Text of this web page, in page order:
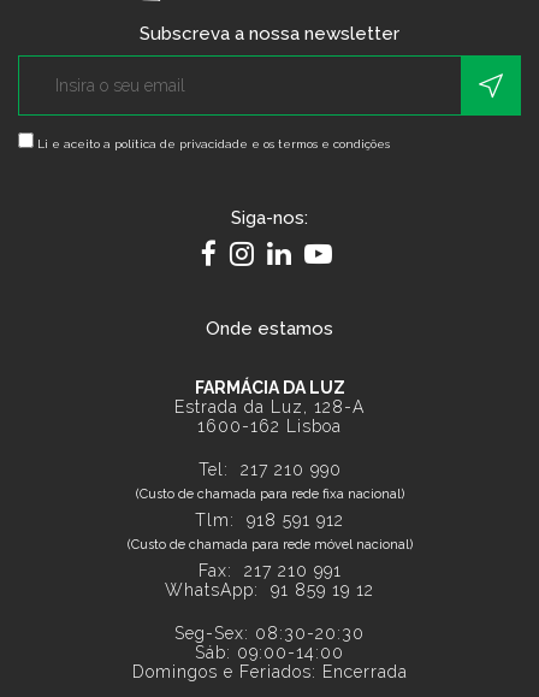
Subscreva a nossa newsletter
Li e aceito a política de privacidade e os termos e condições
Siga-nos:
Onde estamos
FARMÁCIA DA LUZ
Estrada da Luz, 128-A
1600-162 Lisboa
Tel: 217 210 990
(Custo de chamada para rede fixa nacional)
Tlm: 918 591 912
(Custo de chamada para rede móvel nacional)
Fax: 217 210 991
WhatsApp: 91 859 19 12
Seg-Sex: 08:30-20:30
Sáb: 09:00-14:00
Domingos e Feriados: Encerrada